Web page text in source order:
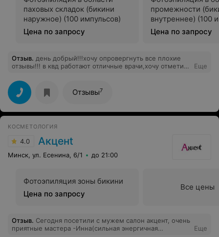
паховых складок (бикини
наружное) (100 импульсов)
Цена по запросу
промежности
внутреннее) (100
Цена по запросу
Отзыв. день добрый!!!хочу опровергнуть все плохие
отзывы!!! в квд работают отличные врачи,хочу отметить
желание помочь,квалификация 5+,вышла с
положительными эмоциями,очередей нет,а если и
надо подождать 10 мин. так это нормально!!!идите не
пожелеете
Еще
Отзывы7
КОСМЕТОЛОГИЯ
4.0 Акценt
Минск, ул. Есенина, 6/1 до 21:00
Фотоэпиляция зоны бикини
Цена по запросу
Все цены
Отзыв. Сегодня посетили с мужем салон акцент, очень
приятные мастера -Инна(сильная энергичная
Еще